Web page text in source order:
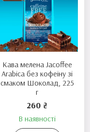
Кава мелена Jacoffee
Arabica без кофеїну зі
смаком Шоколад, 225
г
260 ₴
В наявності